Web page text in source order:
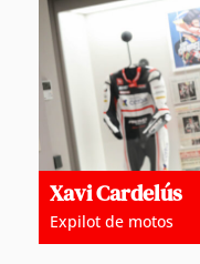
Xavi Cardelús
Expilot de motos